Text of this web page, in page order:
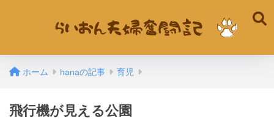
ホーム hanaの記事 育児
飛行機が見える公園